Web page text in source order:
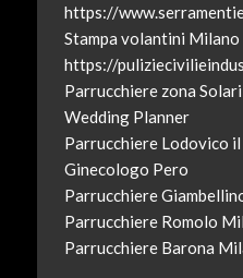
https://
Stampa volantini Milano
https://
Parrucchiere zona
Wedding Planner
Parrucchiere Lodovico
Ginecologo Pero
Parrucchiere
Parrucchiere Romolo
Parrucchiere Barona